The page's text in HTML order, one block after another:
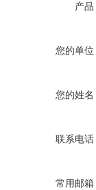
产品
您的单位
您的姓名
联系电话
常用邮箱